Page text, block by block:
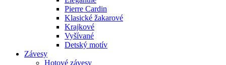
Pierre Cardin
Klasické žakarové
Krajkové
Vyšívané
Detský motív
Závesy
Hotové závesy